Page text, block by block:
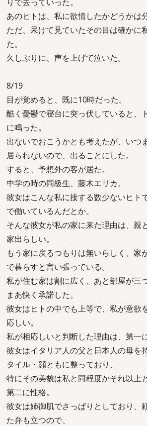
あのヒトは、私に欲情したかどうかは
ただ、呆けて見ていたその目は確かに
た。
久しぶりに、声を上げて泣いた。
8/19
目が覚めると、既に10時だった。
酷く憂鬱で寝台に突っ伏していると、
に鳴った。
出ないでおこうかとも考えたが、いつ
居られないので、出ることにした。
すると、予想外の客が居た。
中学の時の同級生、藤木エリカ。
彼女はこんな私に接する数少ないヒト
で働いているんだとか。
そんな彼女が私の家に来た理由は、親
家出らしい。
もう家に戻るつもりは無いらしく、家
で暮らすと言い張っている。
私が住む家は割に広く、あと部屋が三
まあ快く承諾した。
彼女はヒトの中でも上等で、私が意欲
応しい。
私が相応しいと判断した理由は、第一
彼女はイタリア人の父と日本人の母を
タイル・顔ともに整っており、
特にその美貌は私と同程度かそれ以上
第二に性格。
彼女は姉御肌でさっぱりとしており、
た弁も立つので、